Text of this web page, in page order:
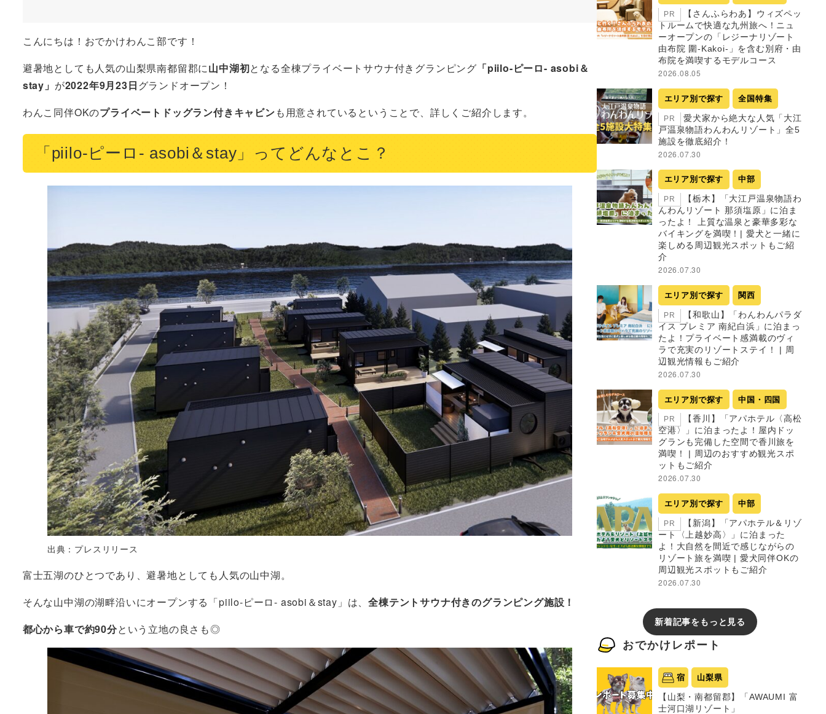
こんにちは！おでかけわんこ部です！
避暑地としても人気の山梨県南都留郡に山中湖初となる全棟プライベートサウナ付きグランピング 「piilo-ピーロ- asobi＆
stay」 が2022年9月23日グランドオープン！
わんこ同伴OKのプライベートドッグラン付きキャビンも用意されているということで、詳しくご紹介します。
「piilo-ピーロ- asobi＆stay」ってどんなとこ？
出典：プレスリリース
富士五湖のひとつであり、避暑地としても人気の山中湖。
そんな山中湖の湖畔沿いにオープンする「piilo-ピーロ- asobi＆stay」は、全棟テントサウナ付きのグランピング施設！
都心から車で約90分という立地の良さも◎
PR
【さんふらわあ】ウィズペッ
トルームで快適な九州旅へ！ニュ
ーオープンの「レジーナリゾート
由布院 圍-Kakoi-」を含む別府・由
布院を満喫するモデルコース
2026.08.05
エリア別で探す 全国特集
PR
愛犬家から絶大な人気「大江
戸温泉物語わんわんリゾート」全5
施設を徹底紹介！
2026.07.30
エリア別で探す 中部
PR
【栃木】「大江戸温泉物語わ
んわんリゾート 那須塩原」に泊ま
ったよ！ 上質な温泉と豪華多彩な
バイキングを満喫！| 愛犬と一緒に
楽しめる周辺観光スポットもご紹
介
2026.07.30
エリア別で探す 関西
PR
【和歌山】「わんわんパラダ
イス プレミア 南紀白浜」に泊まっ
たよ！プライベート感満載のヴィ
ラで充実のリゾートステイ！ | 周
辺観光情報もご紹介
2026.07.30
エリア別で探す 中国・四国
PR
【香川】「アパホテル〈高松
空港〉」に泊まったよ！屋内ドッ
グランも完備した空間で香川旅を
満喫！ | 周辺のおすすめ観光スポ
ットもご紹介
2026.07.30
エリア別で探す 中部
PR
【新潟】「アパホテル＆リゾ
ート〈上越妙高〉」に泊まった
よ！大自然を間近で感じながらの
リゾート旅を満喫 | 愛犬同伴OKの
周辺観光スポットもご紹介
2026.07.30
新着記事をもっと見る
おでかけレポート
宿 山梨県
【山梨・南都留郡】「AWAUMI 富
士河口湖リゾート」